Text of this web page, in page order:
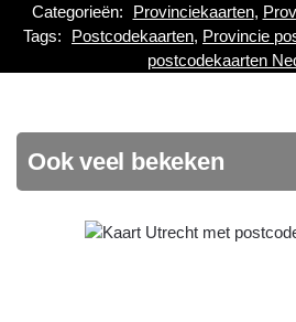
Categorieën: Provinciekaarten,
Tags:
Postcodekaarten, Provincie
postcodekaarten
Ook veel bekeken